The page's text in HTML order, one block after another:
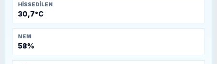
HISSEDILEN
30,7°C
NEM
58%